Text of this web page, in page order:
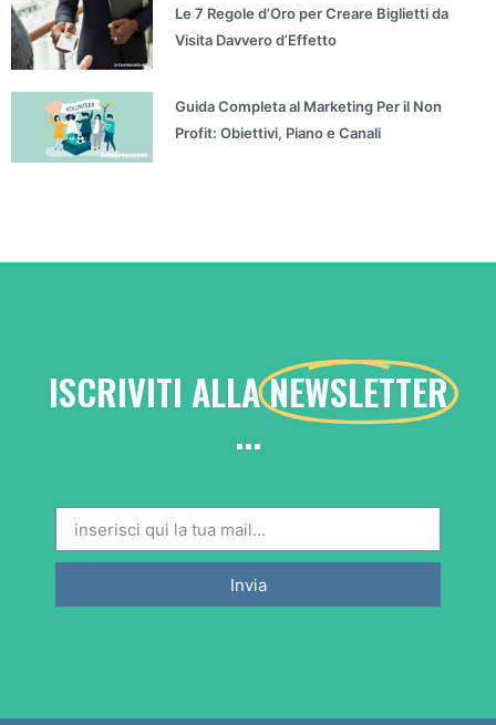
Le 7 Regole d’Oro per Creare Biglietti da
Visita Davvero d’Effetto
Guida Completa al Marketing Per il Non
Profit: Obiettivi, Piano e Canali
ISCRIVITI ALLANEWSLETTER
...
Invia